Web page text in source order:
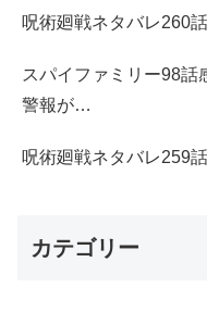
呪術廻戦ネタバレ260
スパイファミリー98
警報が…
呪術廻戦ネタバレ259
カテゴリー